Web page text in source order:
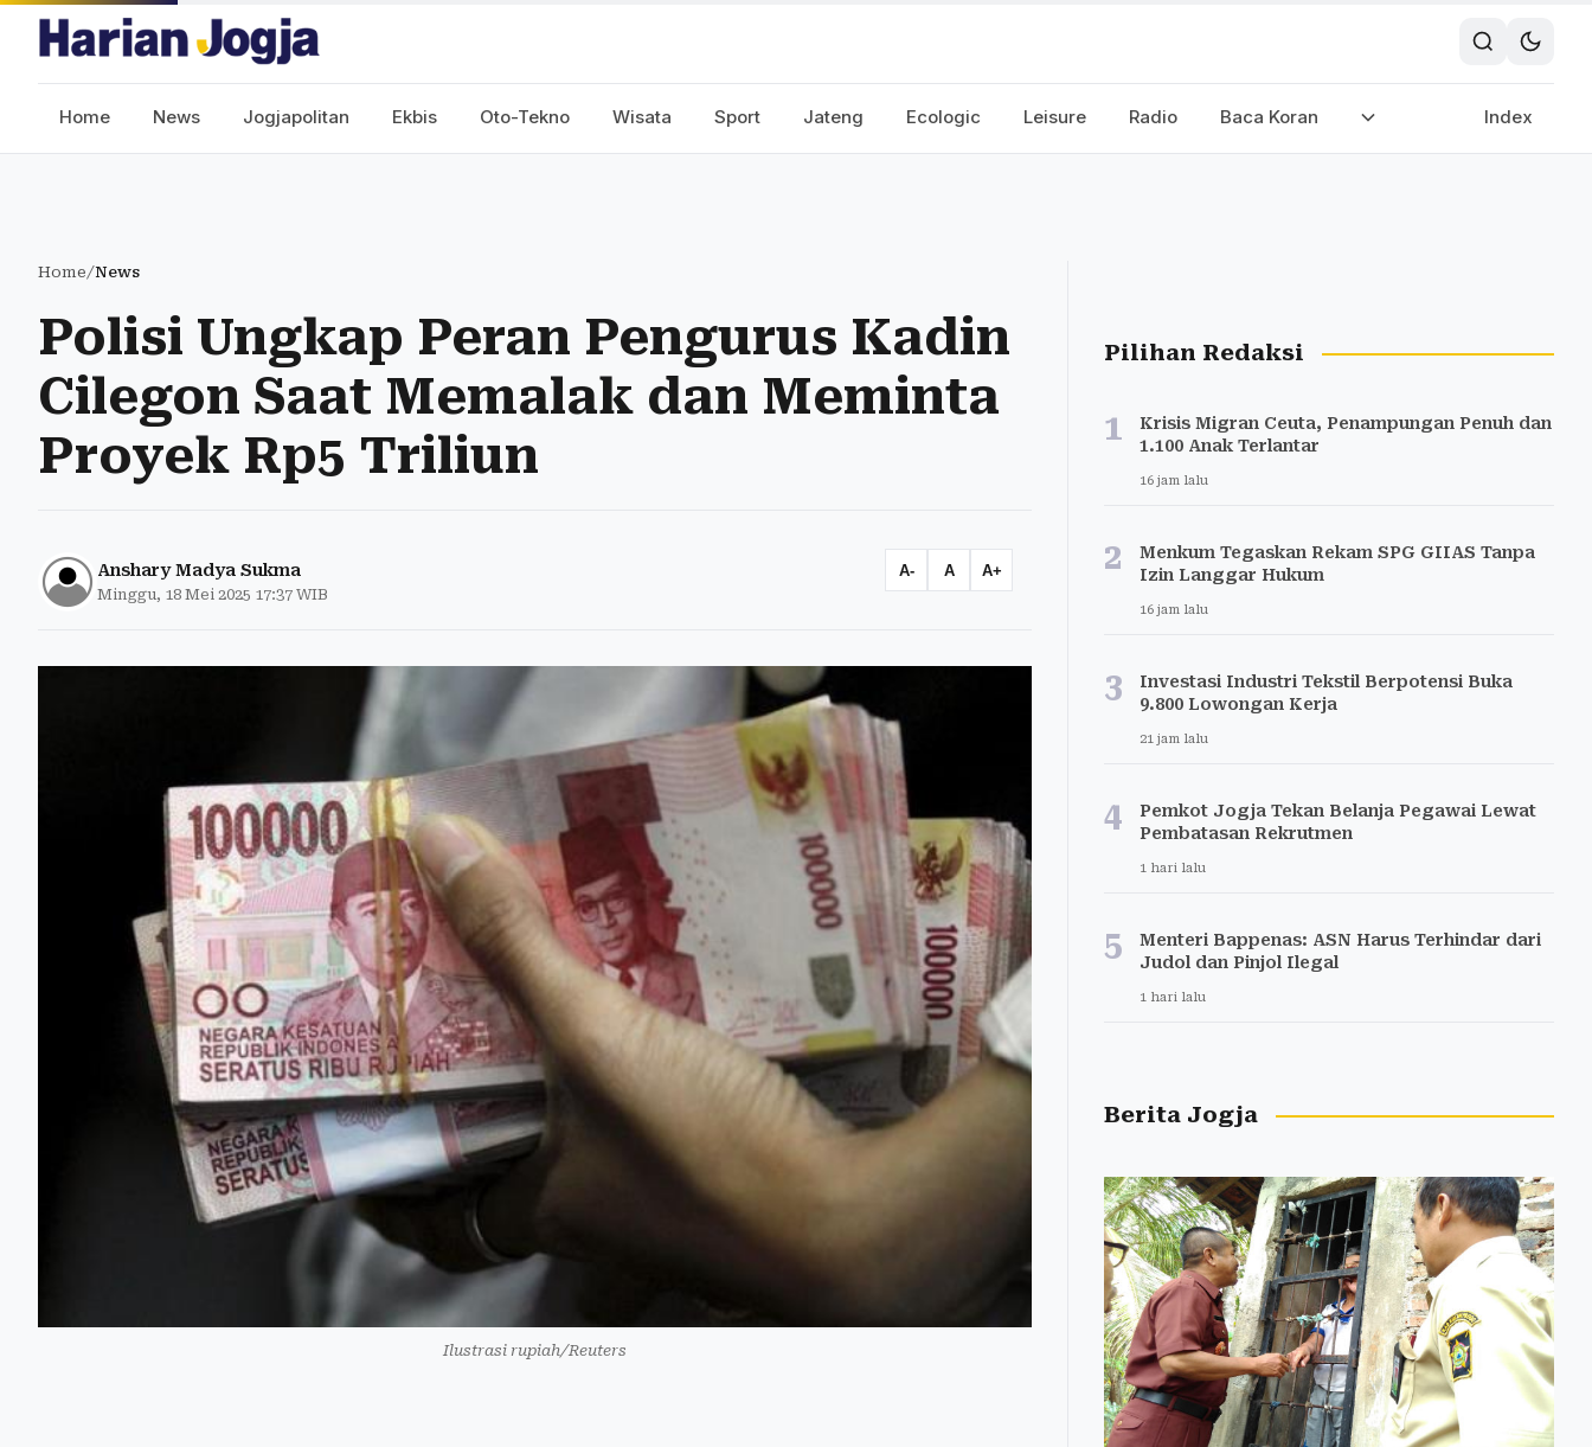
Home News Jogjapolitan Ekbis Oto-Tekno Wisata Sport Jateng Ecologic Leisure Radio Baca Koran Index
Home/News
Polisi Ungkap Peran Pengurus Kadin
Cilegon Saat Memalak dan Meminta
Proyek Rp5 Triliun
Anshary Madya Sukma
Minggu, 18 Mei 2025 17:37 WIB
A- A A+
Ilustrasi rupiah/Reuters
Pilihan Redaksi
1
Krisis Migran Ceuta, Penampungan Penuh dan
1.100 Anak Terlantar
16 jam lalu
2
Menkum Tegaskan Rekam SPG GIIAS Tanpa
Izin Langgar Hukum
16 jam lalu
3
Investasi Industri Tekstil Berpotensi Buka
9.800 Lowongan Kerja
21 jam lalu
4
Pemkot Jogja Tekan Belanja Pegawai Lewat
Pembatasan Rekrutmen
1 hari lalu
5
Menteri Bappenas: ASN Harus Terhindar dari
Judol dan Pinjol Ilegal
1 hari lalu
Berita Jogja